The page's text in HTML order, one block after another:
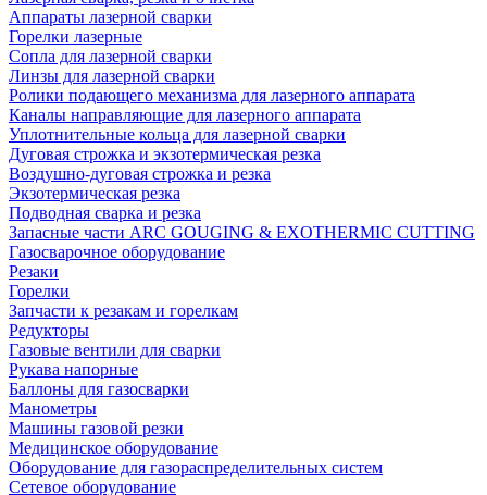
Аппараты лазерной сварки
Горелки лазерные
Сопла для лазерной сварки
Линзы для лазерной сварки
Ролики подающего механизма для лазерного аппарата
Каналы направляющие для лазерного аппарата
Уплотнительные кольца для лазерной сварки
Дуговая строжка и экзотермическая резка
Воздушно-дуговая строжка и резка
Экзотермическая резка
Подводная сварка и резка
Запасные части ARC GOUGING & EXOTHERMIC CUTTING
Газосварочное оборудование
Резаки
Горелки
Запчасти к резакам и горелкам
Редукторы
Газовые вентили для сварки
Рукава напорные
Баллоны для газосварки
Манометры
Машины газовой резки
Медицинское оборудование
Оборудование для газораспределительных систем
Сетевое оборудование